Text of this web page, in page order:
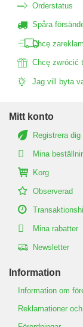
Orderstatus
Spåra
Chcę
Chcę zwrócić
Jag vill byta
Mitt konto
Registrera
Mina
Korg
Observerad
Mina rabatter
Newsletter
Information
Information om
Reklamationer